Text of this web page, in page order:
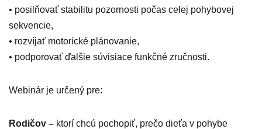
• posilňovať stabilitu pozornosti počas celej pohybovej
sekvencie,
• rozvíjať motorické plánovanie,
• podporovať ďalšie súvisiace funkčné zručnosti.
Webinár je určený pre:
Rodičov – ktorí chcú pochopiť, prečo dieťa v pohybe